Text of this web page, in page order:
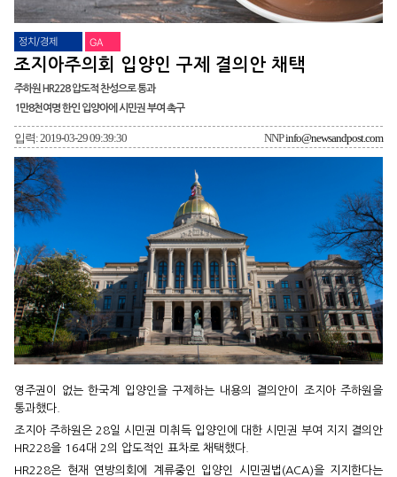
정치/경제 GA
조지아주의회 입양인 구제 결의안 채택
주하원 HR228 압도적 찬성으로 통과
1만8천여명 한인 입양아에 시민권 부여 촉구
입력: 2019-03-29 09:39:30 NNPinfo@newsandpost.com
영주권이 없는 한국계 입양인을 구제하는 내용의 결의안이 조지아 주하원을
통과했다.
조지아 주하원은 28일 시민권 미취득 입양인에 대한 시민권 부여 지지 결의안
HR228을 164대 2의 압도적인 표차로 채택했다.
HR228은 현재 연방의회에 계류중인 입양인 시민권법(ACA)을 지지한다는